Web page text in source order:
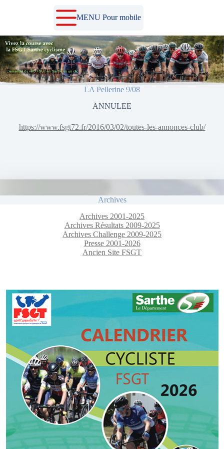
MENU Pour mobile
LA Pellerine 9/08
ANNULEE
https://www.fsgt72.fr/2016/03/02/toutes-les-annonces-club/
Archives
Archives 2001-2025
Archives Résultats 2009-2025
Archives Challenge 2009-2025
Presse 2001-2026
Ancien Site FSGT